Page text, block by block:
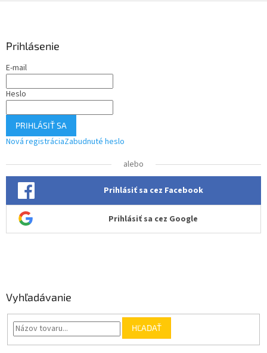
Prihlásenie
E-mail
Heslo
PRIHLÁSIŤ SA
Nová registráciaZabudnuté heslo
alebo
Prihlásiť sa cez Facebook
Prihlásiť sa cez Google
Vyhľadávanie
HĽADAŤ